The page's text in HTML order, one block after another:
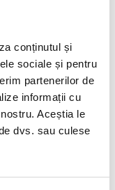
conținutul și
sociale și pentru
partenerilor de
informații cu
Aceștia le
dvs. sau culese